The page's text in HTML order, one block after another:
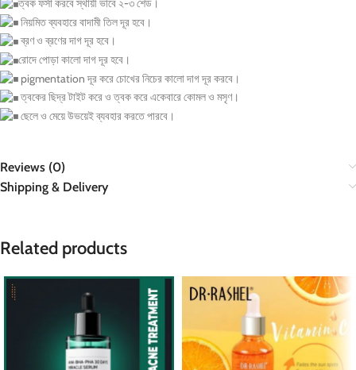
ত্বক ফর্সা করবে স্থায়ী ভাবে ২-৩ শেড।
নিয়মিত ব্যবহারে বাদামী তিল দূর হবে।
ব্রণ ও ব্রণের দাগ দূর হবে।
রোদে পোড়া কালো দাগ দূর হবে।
pigmentation দূর করে চোখের নিচের কালো দাগ দূর করবে।
ত্বকের ছিদ্র টাইট করে ও ত্বক করে একেবারে কোমল ও মসৃণ।
ছেলে ও মেয়ে উভয়েই ব্যবহার করতে পারবে।
Reviews (0)
Shipping & Delivery
Related products